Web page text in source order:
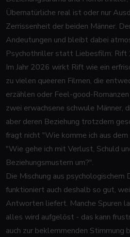
Übernatürliche real ist oder nur
Zerrissenheit der beiden Männer.
Andeutungen und bleibt dabei
Psychothriller statt Liebesfilm: Rift
Im Jahr 2026 wirkt Rift wie ein
zu vielen queeren Filmen, die
erzählen oder Feel-good-
zwei erwachsene schwule Männer,
aber deren Beziehung trotzdem
fragt nicht "Wie komme ich aus dem
"Wie gehe ich mit Verlust, Schuld
Beziehungsmustern um?".
Die Mischung aus psychologischem
funktioniert auch deshalb so gut,
Antworten liefert. Manche Spuren
alles wird aufgelöst - das kann
auch zur beklemmenden Stimmung